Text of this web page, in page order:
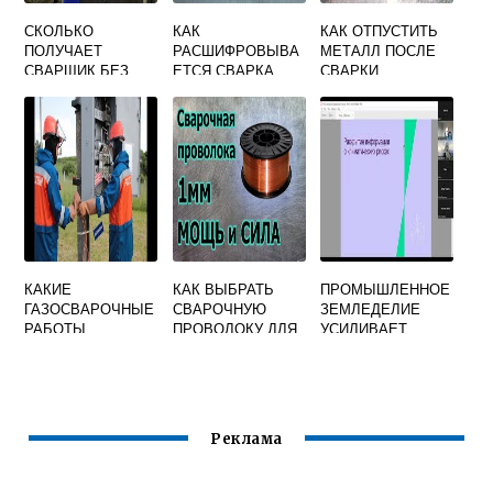
СКОЛЬКО
ПОЛУЧАЕТ
СВАРЩИК БЕЗ
КАК
РАСШИФРОВЫВА
ЕТСЯ СВАРКА
КАК ОТПУСТИТЬ
МЕТАЛЛ ПОСЛЕ
СВАРКИ
КАКИЕ
ГАЗОСВАРОЧНЫЕ
РАБОТЫ
НАРЯДА ДОПУСКА
КАК ВЫБРАТЬ
СВАРОЧНУЮ
ПРОВОЛОКУ ДЛЯ
ПРОМЫШЛЕННОЕ
ЗЕМЛЕДЕЛИЕ
УСИЛИВАЕТ
ПАРНИКОВЫХ
Реклама